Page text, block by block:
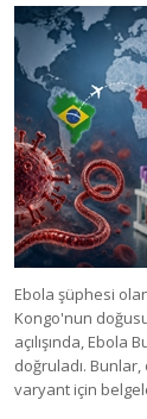
Ebola şüphesi
Kongo'nun
açılışında,
doğruladı.
varyant için